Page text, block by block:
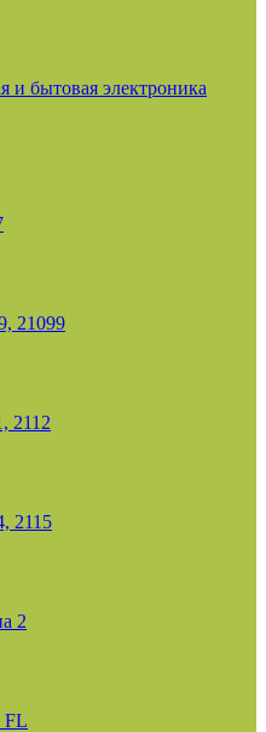
бытовая электроника
21099
2112
2115
2
FL